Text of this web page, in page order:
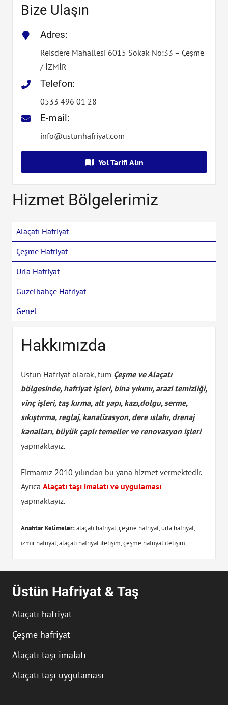
Bize Ulaşın
Adres:
Reisdere Mahallesi 6015 Sokak No:33 – Çeşme
/ İZMİR
Telefon:
0533 496 01 28
E-mail:
info@ustunhafriyat.com
Yol Tarifi Alın
Hizmet Bölgelerimiz
Alaçatı Hafriyat
Çeşme Hafriyat
Urla Hafriyat
Güzelbahçe Hafriyat
Genel
Hakkımızda
Üstün Hafriyat olarak, tüm Çeşme ve Alaçatı
bölgesinde, hafriyat işleri, bina yıkımı, arazi temizliği,
vinç işleri, taş kırma, alt yapı, kazı,dolgu, serme,
sıkıştırma, reglaj, kanalizasyon, dere ıslahı, drenaj
kanalları, büyük çaplı temeller ve renovasyon işleri
yapmaktayız.
Firmamız 2010 yılından bu yana hizmet vermektedir.
Ayrıca Alaçatı taşı imalatı ve uygulaması
yapmaktayız.
Anahtar Kelimeler:alaçatı hafriyat,çeşme hafriyat, urla hafriyat,
izmir hafriyat,alaçatı hafriyat iletişim,çeşme hafriyat iletişim
Üstün Hafriyat & Taş
Alaçatı hafriyat
Çeşme hafriyat
Alaçatı taşı imalatı
Alaçatı taşı uygulaması